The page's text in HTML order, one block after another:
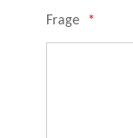
Frage *